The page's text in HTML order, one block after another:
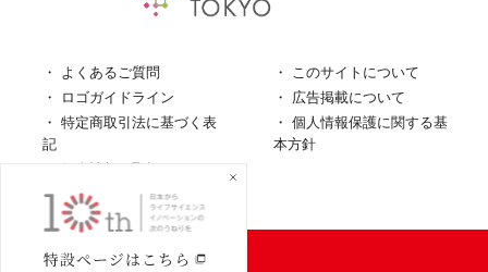
よくあるご質問
このサイトについて
ロゴガイドライン
広告掲載について
特定商取引法に基づく表
記
個人情報保護に関する基
本方針
一般社団法人LINK-J